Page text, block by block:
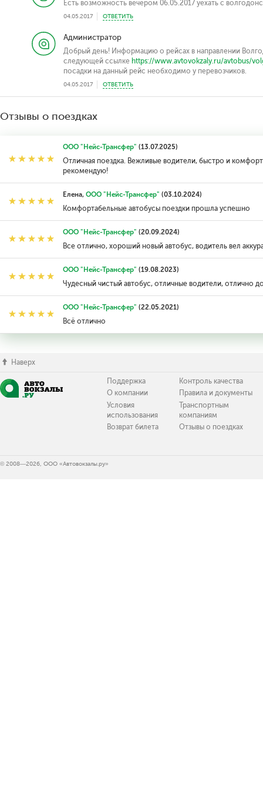
Есть возможность вечером 06.05.2017 уехать с
04.05.2017 ОТВЕТИТЬ
Администратор
Добрый день! Информацию о рейсах в направлении
следующей ссылке https://www.avtovokzaly.ru/avtobus/
посадки на данный рейс необходимо у перевозчиков.
04.05.2017 ОТВЕТИТЬ
Отзывы о поездках
ООО "Нейс-Трансфер" (13.07.2025)
Отличная поездка. Вежливые водители, быстро и
рекомендую!
Елена, ООО "Нейс-Трансфер" (03.10.2024)
Комфортабельные автобусы поездки прошла успешно
ООО "Нейс-Трансфер" (20.09.2024)
Все отлично, хороший новый автобус, водитель вел
ООО "Нейс-Трансфер" (19.08.2023)
Чудесный чистый автобус, отличные водители, отлично
ООО "Нейс-Трансфер" (22.05.2021)
Всё отлично
Наверх
Поддержка
О компании
Условия
использования
Возврат билета
Контроль качества
Правила и документы
Транспортным
компаниям
Отзывы о поездках
© 2008—2026, ООО «Автовокзалы.ру»